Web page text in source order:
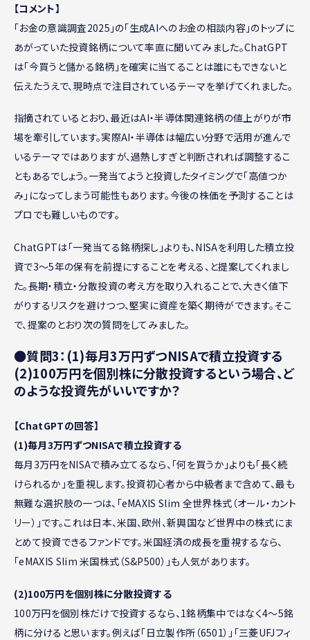
【コメント】
「お金の意識調査2025」の「生成AIへのお金の相談内容」のトップに
あがっていた投資銘柄について率直に聞いてみました。ChatGPT
は「今買うと儲かる銘柄」を確実に当てることは誰にもできないと
伝えたうえで、現時点で注目されているテーマを挙げてくれました。
指摘されているとおり、最近はAI・半導体関連銘柄の値上がりが市
場を牽引しています。実際AI・半導体は幅広い分野で活用が進んで
いるテーマではありますが、過熱しすぎと判断されれば調整するこ
ともあるでしょう。一発当てようと投資したタイミングで「高値つか
み」になってしまう可能性もあります。今後の株価を予測することは
プロでも難しいものです。
ChatGPTは「一発当てる銘柄探し」よりも、NISAを利用した積立投
資で3〜5年の保有を前提にすることを考える、と提案してくれまし
た。長期・積立・分散投資の考え方を取り入れることで、大きく値下
がりするリスクを避けつつ、堅実に資産を築く期待ができます。そこ
で、提案のとおり次の質問をしてみました。
●質問3：(1)毎月3万円ずつNISAで積立投資する
(2)100万円を個別株に分散投資するという場合、ど
のような投資先がいいですか？
【ChatGPTの回答】
(1)毎月3万円ずつNISAで積立投資する
毎月3万円をNISAで積み立てるなら、「何を買うか」よりも「長く続
けられるか」を重視します。投資初心者から中級者まで含めて、最も
無難な選択肢の一つは、「eMAXIS Slim 全世界株式（オール・カント
リー）」です。これは日本、米国、欧州、新興国など世界中の株式にま
とめて投資できるファンドです。米国経済の成長を重視するなら、
「eMAXIS Slim 米国株式（S&P500）」も人気があります。
(2)100万円を個別株に分散投資する
100万円を個別株だけで投資するなら、1銘柄集中ではなく4～5銘
柄に分けると思います。例えば「日立製作所（6501）」「三菱UFJフィ